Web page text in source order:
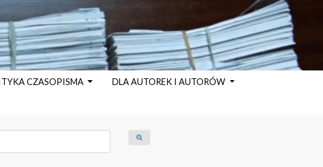
CZASOPISMA DLA AUTOREK I AUTORÓW